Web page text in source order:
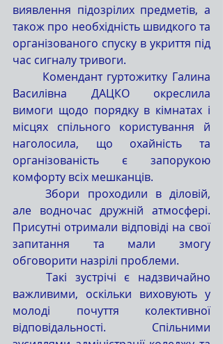
виявлення підозрілих предметів, а
також про необхідність швидкого та
організованого спуску в укриття під
час сигналу тривоги.
Василівна ДАЦКО окреслила
вимоги щодо порядку в кімнатах і
місцях спільного користування й
наголосила, що охайність та
організованість є запорукою
комфорту всіх мешканців.
	Збори проходили в діловій,
але водночас дружній атмосфері.
Присутні отримали відповіді на свої
запитання та мали змогу
обговорити назрілі проблеми.
важливими, оскільки виховують у
молоді почуття колективної
відповідальності. Спільними